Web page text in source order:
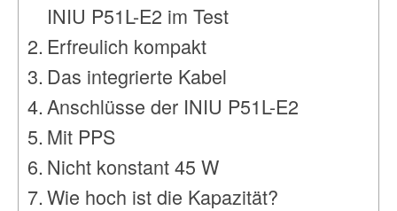
INIU P51L-E2 im Test
Erfreulich kompakt
Das integrierte Kabel
Anschlüsse der INIU P51L-E2
Mit PPS
Nicht konstant 45 W
Wie hoch ist die Kapazität?